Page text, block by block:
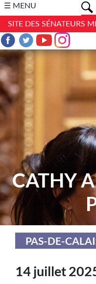
☰ MENU
SITE DES SÉNATEURS
CATHY
PAS-DE-
14 juillet